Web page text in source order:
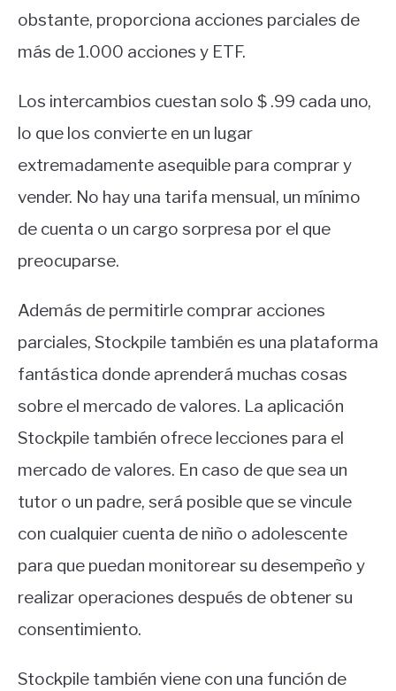
obstante, proporciona acciones parciales de
más de 1.000 acciones y ETF.
Los intercambios cuestan solo $ .99 cada uno,
lo que los convierte en un lugar
extremadamente asequible para comprar y
vender. No hay una tarifa mensual, un mínimo
de cuenta o un cargo sorpresa por el que
preocuparse.
Además de permitirle comprar acciones
parciales, Stockpile también es una plataforma
fantástica donde aprenderá muchas cosas
sobre el mercado de valores. La aplicación
Stockpile también ofrece lecciones para el
mercado de valores. En caso de que sea un
tutor o un padre, será posible que se vincule
con cualquier cuenta de niño o adolescente
para que puedan monitorear su desempeño y
realizar operaciones después de obtener su
consentimiento.
Stockpile también viene con una función de